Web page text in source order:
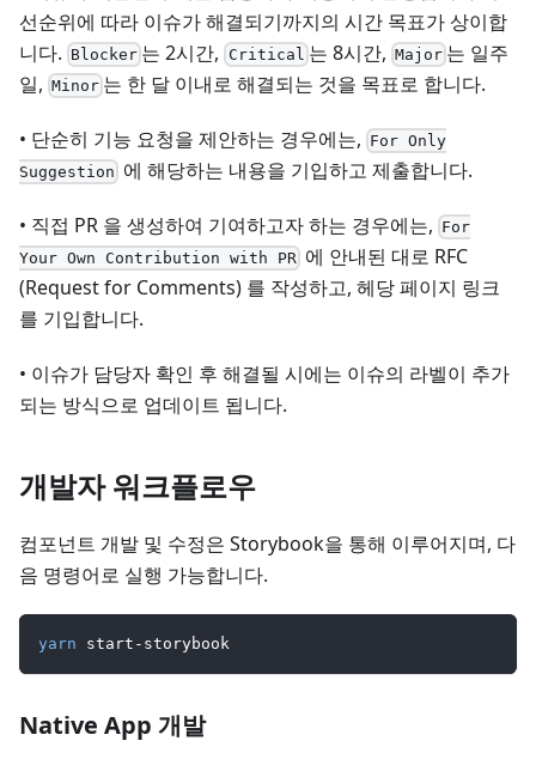
선순위에 따라 이슈가 해결되기까지의 시간 목표가 상이합
니다. Blocker 는 2시간, Critical 는 8시간, Major 는 일주
일, Minor 는 한 달 이내로 해결되는 것을 목표로 합니다.
• 단순히 기능 요청을 제안하는 경우에는, For Only
Suggestion 에 해당하는 내용을 기입하고 제출합니다.
• 직접 PR 을 생성하여 기여하고자 하는 경우에는, For
Your Own Contribution with PR 에 안내된 대로 RFC
(Request for Comments) 를 작성하고, 헤당 페이지 링크
를 기입합니다.
• 이슈가 담당자 확인 후 해결될 시에는 이슈의 라벨이 추가
되는 방식으로 업데이트 됩니다.
개발자 워크플로우
컴포넌트 개발 및 수정은 Storybook을 통해 이루어지며, 다
음 명령어로 실행 가능합니다.
yarn start-storybook
Native App 개발